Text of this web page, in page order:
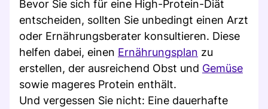
Bevor Sie sich für eine High-Protein-Diät
entscheiden, sollten Sie unbedingt einen Arzt
oder Ernährungsberater konsultieren. Diese
helfen dabei, einen Ernährungsplan zu
erstellen, der ausreichend Obst und Gemüse
sowie mageres Protein enthält.
Und vergessen Sie nicht: Eine dauerhafte